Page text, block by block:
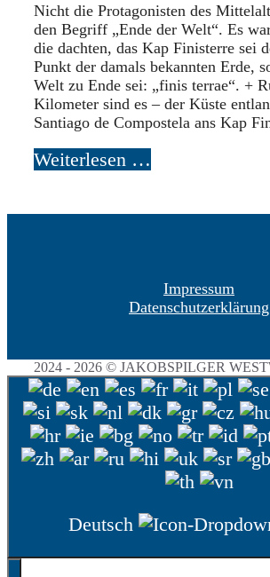
Nicht die Protagonisten des
den Begriff „Ende der Welt“. Es
die dachten, das Kap Finisterre sei
Punkt der damals bekannten Erde,
Welt zu Ende sei: „finis terrae“. +
Kilometer sind es – der Küste
Santiago de Compostela ans Kap
Weiterlesen …
Impressum
Datenschutzerklärung
2024 - 2026 © JAKOBSPILGER
Deutsch